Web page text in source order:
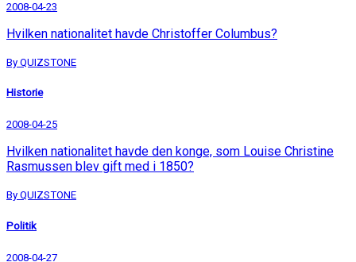
2008-04-23
Hvilken nationalitet havde Christoffer Columbus?
By QUIZSTONE
Historie
2008-04-25
Hvilken nationalitet havde den konge, som Louise Christine
Rasmussen blev gift med i 1850?
By QUIZSTONE
Politik
2008-04-27